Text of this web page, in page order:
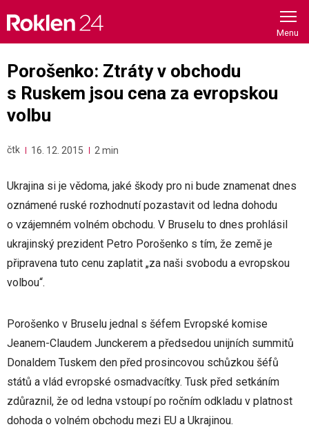
content
Porošenko: Ztráty v obchodu
s Ruskem jsou cena za evropskou
volbu
čtk 16. 12. 2015 2 min
Ukrajina si je vědoma, jaké škody pro ni bude znamenat dnes
oznámené ruské rozhodnutí pozastavit od ledna dohodu
o vzájemném volném obchodu. V Bruselu to dnes prohlásil
ukrajinský prezident Petro Porošenko s tím, že země je
připravena tuto cenu zaplatit „za naši svobodu a evropskou
volbou“.
Porošenko v Bruselu jednal s šéfem Evropské komise
Jeanem-Claudem Junckerem a předsedou unijních summitů
Donaldem Tuskem den před prosincovou schůzkou šéfů
států a vlád evropské osmadvacítky. Tusk před setkáním
zdůraznil, že od ledna vstoupí po ročním odkladu v platnost
dohoda o volném obchodu mezi EU a Ukrajinou.